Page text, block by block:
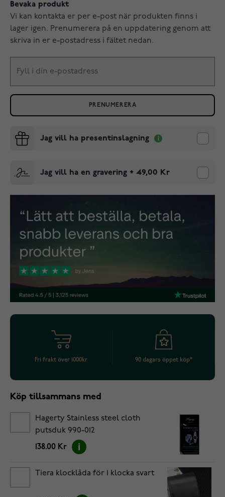
Bevaka produkt
Vi kan kontakta er per e-post när produkten finns i
lager igen. Prenumerera på en uppdatering genom att
skriva in er e-postadress i fältet nedan.
PRENUMERERA
Jag vill ha presentinslagning
Jag vill ha en gravering + 49,00 Kr
Fri frakt över 1000kr 90 dagars öppet köp*
Köp tillsammans med
Hagerty Stainless steel cloth
putsduk 990-012
138.00 Kr
Tiera klocklåda för 1 klocka svart